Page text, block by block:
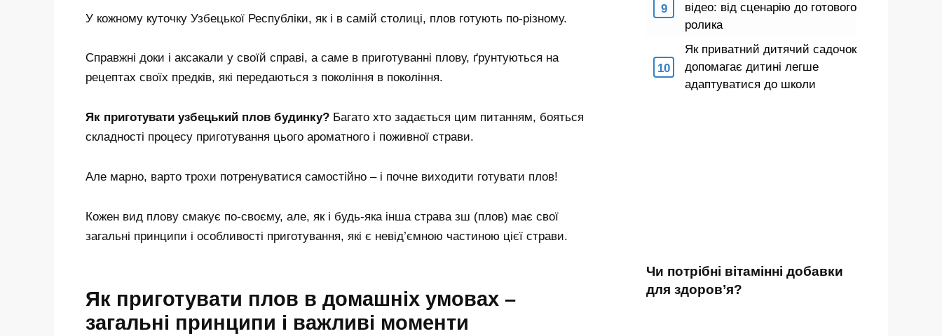
У кожному куточку Узбецької Республіки, як і в самій столиці, плов готують по-різному.
Справжні доки і аксакали у своїй справі, а саме в приготуванні плову, ґрунтуються на
рецептах своїх предків, які передаються з покоління в покоління.
Як приготувати узбецький плов будинку? Багато хто задається цим питанням, бояться
складності процесу приготування цього ароматного і поживної страви.
Але марно, варто трохи потренуватися самостійно – і почне виходити готувати плов!
Кожен вид плову смакує по-своєму, але, як і будь-яка інша страва зш (плов) має свої
загальні принципи і особливості приготування, які є невід’ємною частиною цієї страви.
Як приготувати плов в домашніх умовах –
загальні принципи і важливі моменти
відео: від сценарію до готового
ролика
Як приватний дитячий садочок
допомагає дитині легше
адаптуватися до школи
Чи потрібні вітамінні добавки
для здоров’я?